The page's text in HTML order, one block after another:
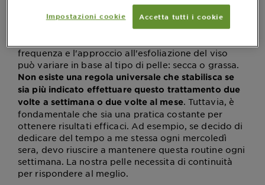
frequenza e l'approccio all'esfoliazione del viso
può variare in base al tipo di pelle: secca o grassa.
Non esiste una regola universale che stabilisca se
sia più indicato effettuare questo trattamento due
volte a settimana o due volte al mese. Tuttavia, è
fondamentale che sia una pratica costante per
ottenere risultati efficaci. Ad esempio, se decido di
dedicare del tempo a me stessa ogni mercoledì
sera, devo riuscire a mantenere questa routine ogni
settimana. La nostra pelle necessita di continuità
per rispondere al meglio.
Impostazioni cookie Accetta tutti i cookie